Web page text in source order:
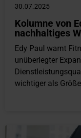
30.07.2025
Kolumne von
nachhaltiges
Edy Paul warnt
unüberlegter
wichtiger als